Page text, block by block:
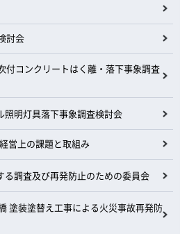
討会
付コンクリートはく離・落下事象調査
照明灯具落下事象調査検討会
営上の課題と取組み
る調査及び再発防止のための委員会
塗装塗替え工事による火災事故再発防